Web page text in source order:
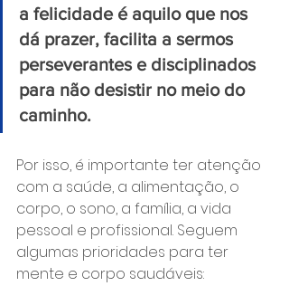
a felicidade é aquilo que nos
dá prazer, facilita a sermos
perseverantes e disciplinados
para não desistir no meio do
caminho.
Por isso, é importante ter atenção
com a saúde, a alimentação, o
corpo, o sono, a família, a vida
pessoal e profissional. Seguem
algumas prioridades para ter
mente e corpo saudáveis: